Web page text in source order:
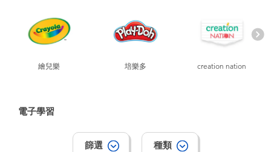
遊戲及拼圖系列
益智學習玩具
派對用品
LEGO樂高
LeapFrog跳跳蛙
Tomica多美
繪兒樂 培樂多 creation nation
電子學習
篩選 種類